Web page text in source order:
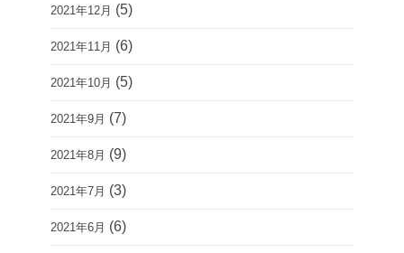
2021年12月 (5)
2021年11月 (6)
2021年10月 (5)
2021年9月 (7)
2021年8月 (9)
2021年7月 (3)
2021年6月 (6)